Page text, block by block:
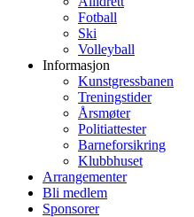
Fotball
Ski
Volleyball
Informasjon
Kunstgressbanen
Treningstider
Årsmøter
Politiattester
Barneforsikring
Klubbhuset
Arrangementer
Bli medlem
Sponsorer